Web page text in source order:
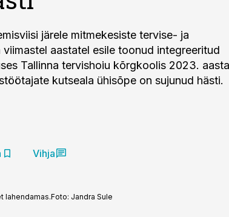
järele mitmekesiste tervise- ja
aastatel esile toonud integreeritud
Tallinna tervishoiu kõrgkoolis 2023.
kutseala ühisõpe on sujunud hästi.
Vihja
lahendamas.Foto: Jandra Sule